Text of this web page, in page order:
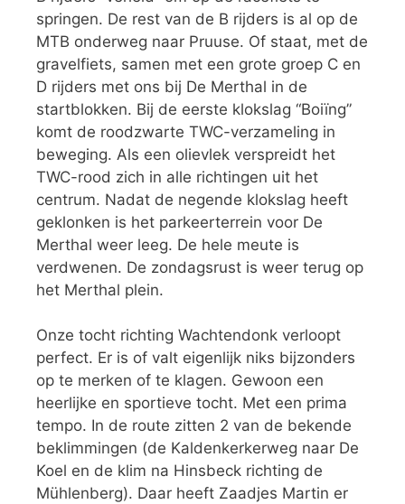
springen. De rest van de B rijders is al op de
MTB onderweg naar Pruuse. Of staat, met de
gravelfiets, samen met een grote groep C en
D rijders met ons bij De Merthal in de
startblokken. Bij de eerste klokslag “Boiïng”
komt de roodzwarte TWC-verzameling in
beweging. Als een olievlek verspreidt het
TWC-rood zich in alle richtingen uit het
centrum. Nadat de negende klokslag heeft
geklonken is het parkeerterrein voor De
Merthal weer leeg. De hele meute is
verdwenen. De zondagsrust is weer terug op
het Merthal plein.
Onze tocht richting Wachtendonk verloopt
perfect. Er is of valt eigenlijk niks bijzonders
op te merken of te klagen. Gewoon een
heerlijke en sportieve tocht. Met een prima
tempo. In de route zitten 2 van de bekende
beklimmingen (de Kaldenkerkerweg naar De
Koel en de klim na Hinsbeck richting de
Mühlenberg). Daar heeft Zaadjes Martin er